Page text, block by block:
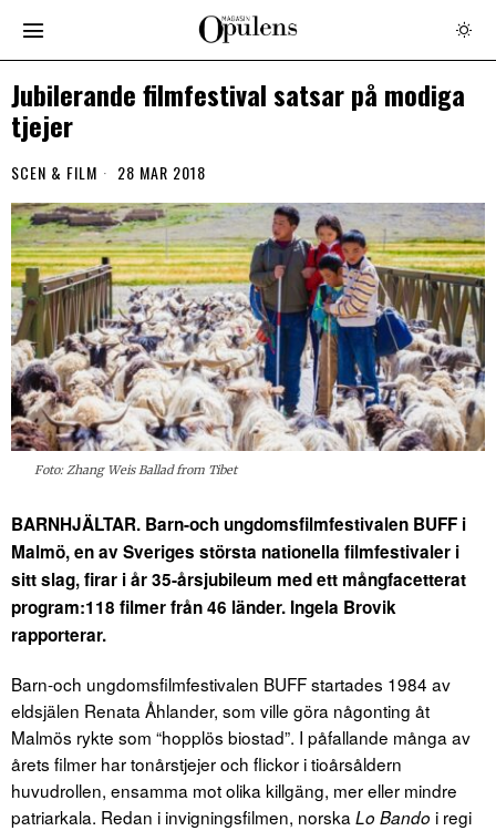
Jubilerande filmfestival satsar på modiga
tjejer
SCEN & FILM 28 MAR 2018
Foto: Zhang Weis Ballad from Tibet
BARNHJÄLTAR. Barn-och ungdomsfilmfestivalen BUFF i
Malmö, en av Sveriges största nationella filmfestivaler i
sitt slag, firar i år 35-årsjubileum med ett mångfacetterat
program:118 filmer från 46 länder. Ingela Brovik
rapporterar.
Barn-och ungdomsfilmfestivalen BUFF startades 1984 av
eldsjälen Renata Åhlander, som ville göra någonting åt
Malmös rykte som “hopplös biostad”. I påfallande många av
årets filmer har tonårstjejer och flickor i tioårsåldern
huvudrollen, ensamma mot olika killgäng, mer eller mindre
patriarkala. Redan i invigningsfilmen, norskaLo Bando i regi